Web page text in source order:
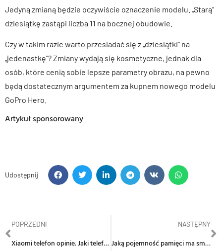
Jedyną zmianą będzie oczywiście oznaczenie modelu. „Starą”
dziesiątkę zastąpi liczba 11 na bocznej obudowie.
Czy w takim razie warto przesiadać się z „dziesiątki” na
„jedenastkę”? Zmiany wydają się kosmetyczne, jednak dla
osób, które cenią sobie lepsze parametry obrazu, na pewno
będą dostatecznym argumentem za kupnem nowego modelu
GoPro Hero.
Artykuł sponsorowany
Udostępnij
POPRZEDNI
Xiaomi telefon opinie. Jaki telefon Xiaomi wybrać?
NASTĘPNY
Jaką pojemność pamięci ma smartfon Samsung Galaxy A53 5G?